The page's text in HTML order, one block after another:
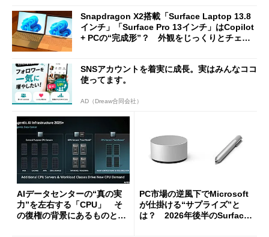
Snapdragon X2搭載「Surface Laptop 13.8
インチ」「Surface Pro 13インチ」はCopilot
+ PCの“完成形”？ 外観をじっくりとチェッ
SNSアカウントを着実に成長。実はみんなココ
使ってます。
AD（Dreaw合同会社）
AIデータセンターの“真の実
力”を左右する「CPU」 そ
の復権の背景にあるものと
PC市場の逆風下でMicrosoft
が仕掛ける“サプライズ”と
は？ 2026年後半のSurface